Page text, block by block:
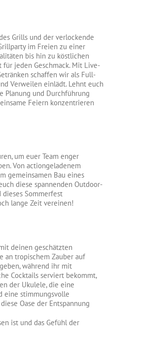
Grills und der verlockende
im Freien zu einer
bis hin zu köstlichen
jeden Geschmack. Mit Live-
schaffen wir als Full-
Verweilen einlädt. Lehnt euch
Planung und Durchführung
Feiern konzentrieren
um euer Team enger
Von actiongeladenem
gemeinsamen Bau eines
diese spannenden Outdoor-
dieses Sommerfest
lange Zeit vereinen!
deinen geschätzten
an tropischem Zauber auf
während ihr mit
Cocktails serviert bekommt,
der Ukulele, die eine
eine stimmungsvolle
Oase der Entspannung
ist und das Gefühl der